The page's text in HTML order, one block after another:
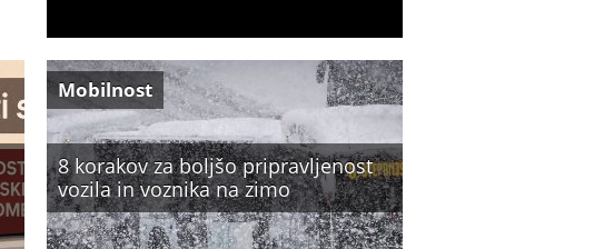
8 korakov za boljšo pripravljenost
vozila in voznika na zimo
Mobilnost